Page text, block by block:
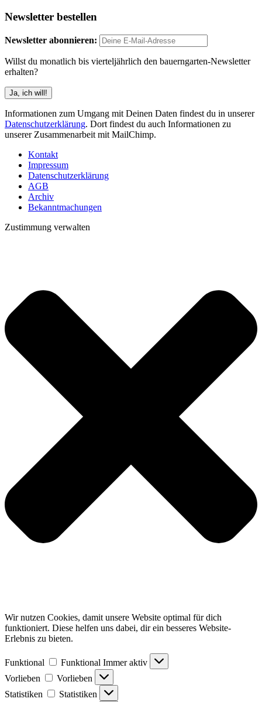
Newsletter bestellen
Newsletter abonnieren:
Willst du monatlich bis vierteljährlich den bauerngarten-Newsletter
erhalten?
Informationen zum Umgang mit Deinen Daten findest du in unserer
Datenschutzerklärung. Dort findest du auch Informationen zu
unserer Zusammenarbeit mit MailChimp.
Kontakt
Impressum
Datenschutzerklärung
AGB
Archiv
Bekanntmachungen
Zustimmung verwalten
Wir nutzen Cookies, damit unsere Website optimal für dich
funktioniert. Diese helfen uns dabei, dir ein besseres Website-
Erlebnis zu bieten.
Funktional Funktional Immer aktiv
Vorlieben
Vorlieben
Statistiken
Statistiken